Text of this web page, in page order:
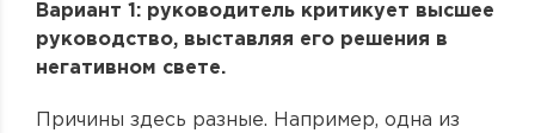
Вариант 1: руководитель критикует высшее
руководство, выставляя его решения в
негативном свете.
Причины здесь разные. Например, одна из